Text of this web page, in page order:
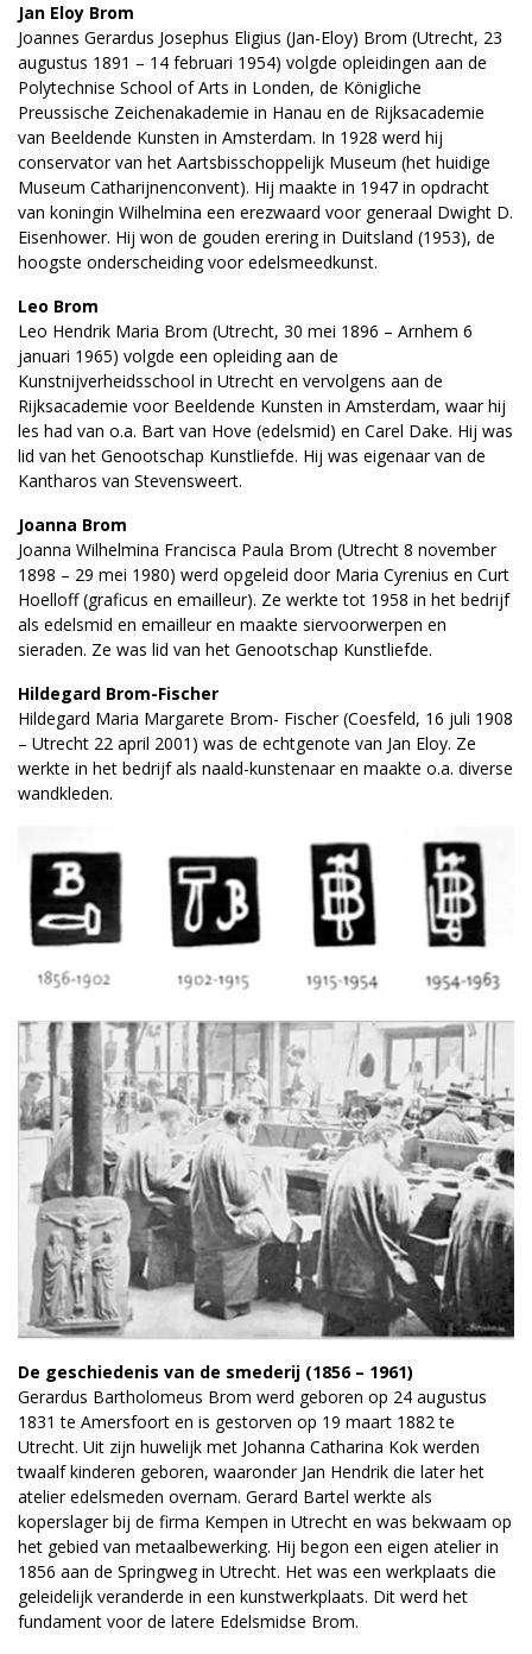
Jan Eloy Brom
Joannes Gerardus Josephus Eligius (Jan-Eloy) Brom (Utrecht, 23
augustus 1891 – 14 februari 1954) volgde opleidingen aan de
Polytechnise School of Arts in Londen, de Königliche
Preussische Zeichenakademie in Hanau en de Rijksacademie
van Beeldende Kunsten in Amsterdam. In 1928 werd hij
conservator van het Aartsbisschoppelijk Museum (het huidige
Museum Catharijnen­convent). Hij maakte in 1947 in opdracht
van koningin Wilhelmina een erezwaard voor generaal Dwight D.
Eisenhower. Hij won de gouden erering in Duitsland (1953), de
hoogste onderscheiding voor edelsmeedkunst.
Leo Brom
Leo Hendrik Maria Brom (Utrecht, 30 mei 1896 – Arnhem 6
januari 1965) volgde een opleiding aan de
Kunstnijverheidsschool in Utrecht en vervolgens aan de
Rijksacademie voor Beeldende Kunsten in Amsterdam, waar hij
les had van o.a. Bart van Hove (edelsmid) en Carel Dake. Hij was
lid van het Genootschap Kunstliefde. Hij was eigenaar van de
Kantharos van Stevensweert.
Joanna Brom
Joanna Wilhelmina Francisca Paula Brom (Utrecht 8 november
1898 – 29 mei 1980) werd opgeleid door Maria Cyrenius en Curt
Hoelloff (graficus en emailleur). Ze werkte tot 1958 in het bedrijf
als edelsmid en emailleur en maakte siervoorwerpen en
sieraden. Ze was lid van het Genootschap Kunstliefde.
Hildegard Brom-Fischer
Hildegard Maria Margarete Brom- Fischer (Coesfeld, 16 juli 1908
– Utrecht 22 april 2001) was de echtgenote van Jan Eloy. Ze
werkte in het bedrijf als naald-kunstenaar en maakte o.a. diverse
wandkleden.
De geschiedenis van de smederij (1856 – 1961)
Gerardus Bartholomeus Brom werd geboren op 24 augustus
1831 te Amersfoort en is gestorven op 19 maart 1882 te
Utrecht. Uit zijn huwelijk met Johanna Catharina Kok werden
twaalf kinderen geboren, waaronder Jan Hendrik die later het
atelier edelsmeden overnam. Gerard Bartel werkte als
koperslager bij de firma Kempen in Utrecht en was bekwaam op
het gebied van metaalbewerking. Hij begon een eigen atelier in
1856 aan de Springweg in Utrecht. Het was een werkplaats die
geleidelijk veranderde in een kunstwerkplaats. Dit werd het
fundament voor de latere Edelsmidse Brom.